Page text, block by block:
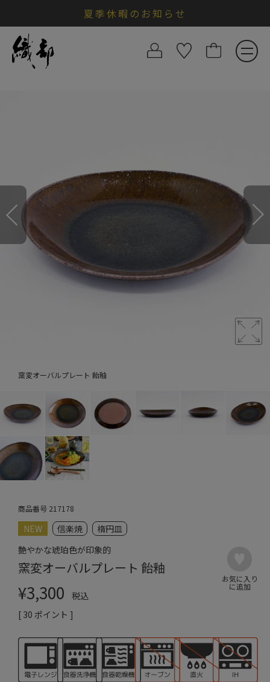
夏季休暇のお知らせ
窯変オーバルプレート 飴釉
商品番号 217178
NEW 信楽焼
楕円皿
艶やかな琥珀色が印象的
窯変オーバルプレート 飴釉
¥3,300
税込
[ 30 ポイント ]